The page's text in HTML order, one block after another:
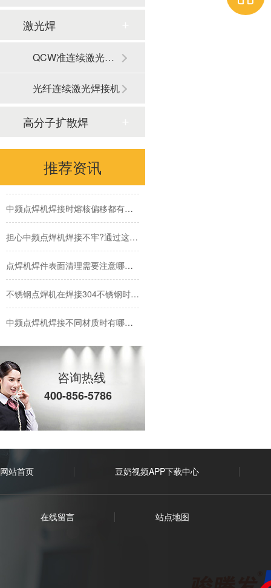
激光焊
QCW准连续激光焊接机
光纤连续激光焊接机
高分子扩散焊
推荐资讯
中频逆变直流点焊机焊接镀锌板的优势有哪些
中频点焊机为啥运用这么广泛？
如何选择合适自己的点焊机厂家?
电阻焊设备在模具焊接中有哪些优势
中频逆变直流点焊机焊接镀锌板的优势有哪些
中频点焊机为啥运用这么广泛？
如何选择合适自己的点焊机厂家?
电阻焊设备在模具焊接中有哪些优势
咨询热线
400-856-5786
网站首页 豆奶视频APP下载中心
在线留言 站点地图